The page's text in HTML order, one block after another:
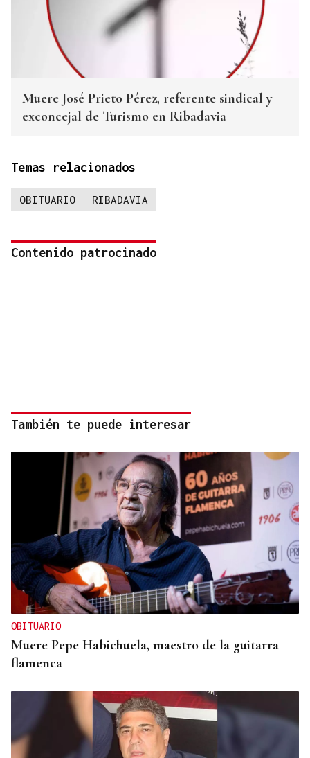
Muere José Prieto Pérez, referente sindical y
exconcejal de Turismo en Ribadavia
Temas relacionados
OBITUARIO RIBADAVIA
Contenido patrocinado
También te puede interesar
OBITUARIO
Muere Pepe Habichuela, maestro de la guitarra
flamenca